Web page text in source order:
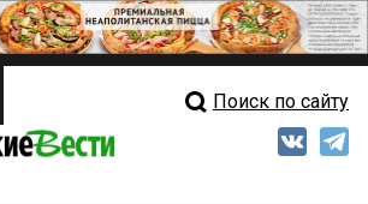
Свежий выпускПоиск по сайту